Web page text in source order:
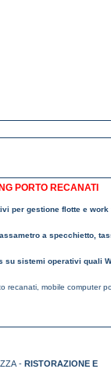
PORTO RECANATI
per gestione flotte e work
a specchietto,
sistemi operativi quali
recanati mobile computer
- RISTORAZIONE E